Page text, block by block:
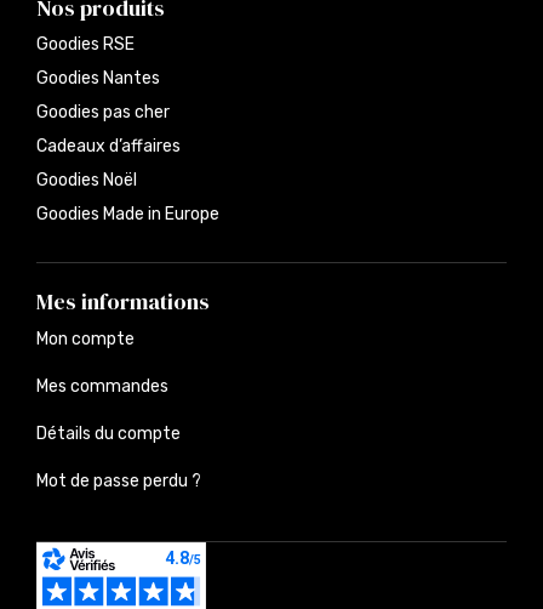
Nos produits
Goodies RSE
Goodies Nantes
Goodies pas cher
Cadeaux d’affaires
Goodies Noël
Goodies Made in Europe
Mes informations
Mon compte
Mes commandes
Détails du compte
Mot de passe perdu ?